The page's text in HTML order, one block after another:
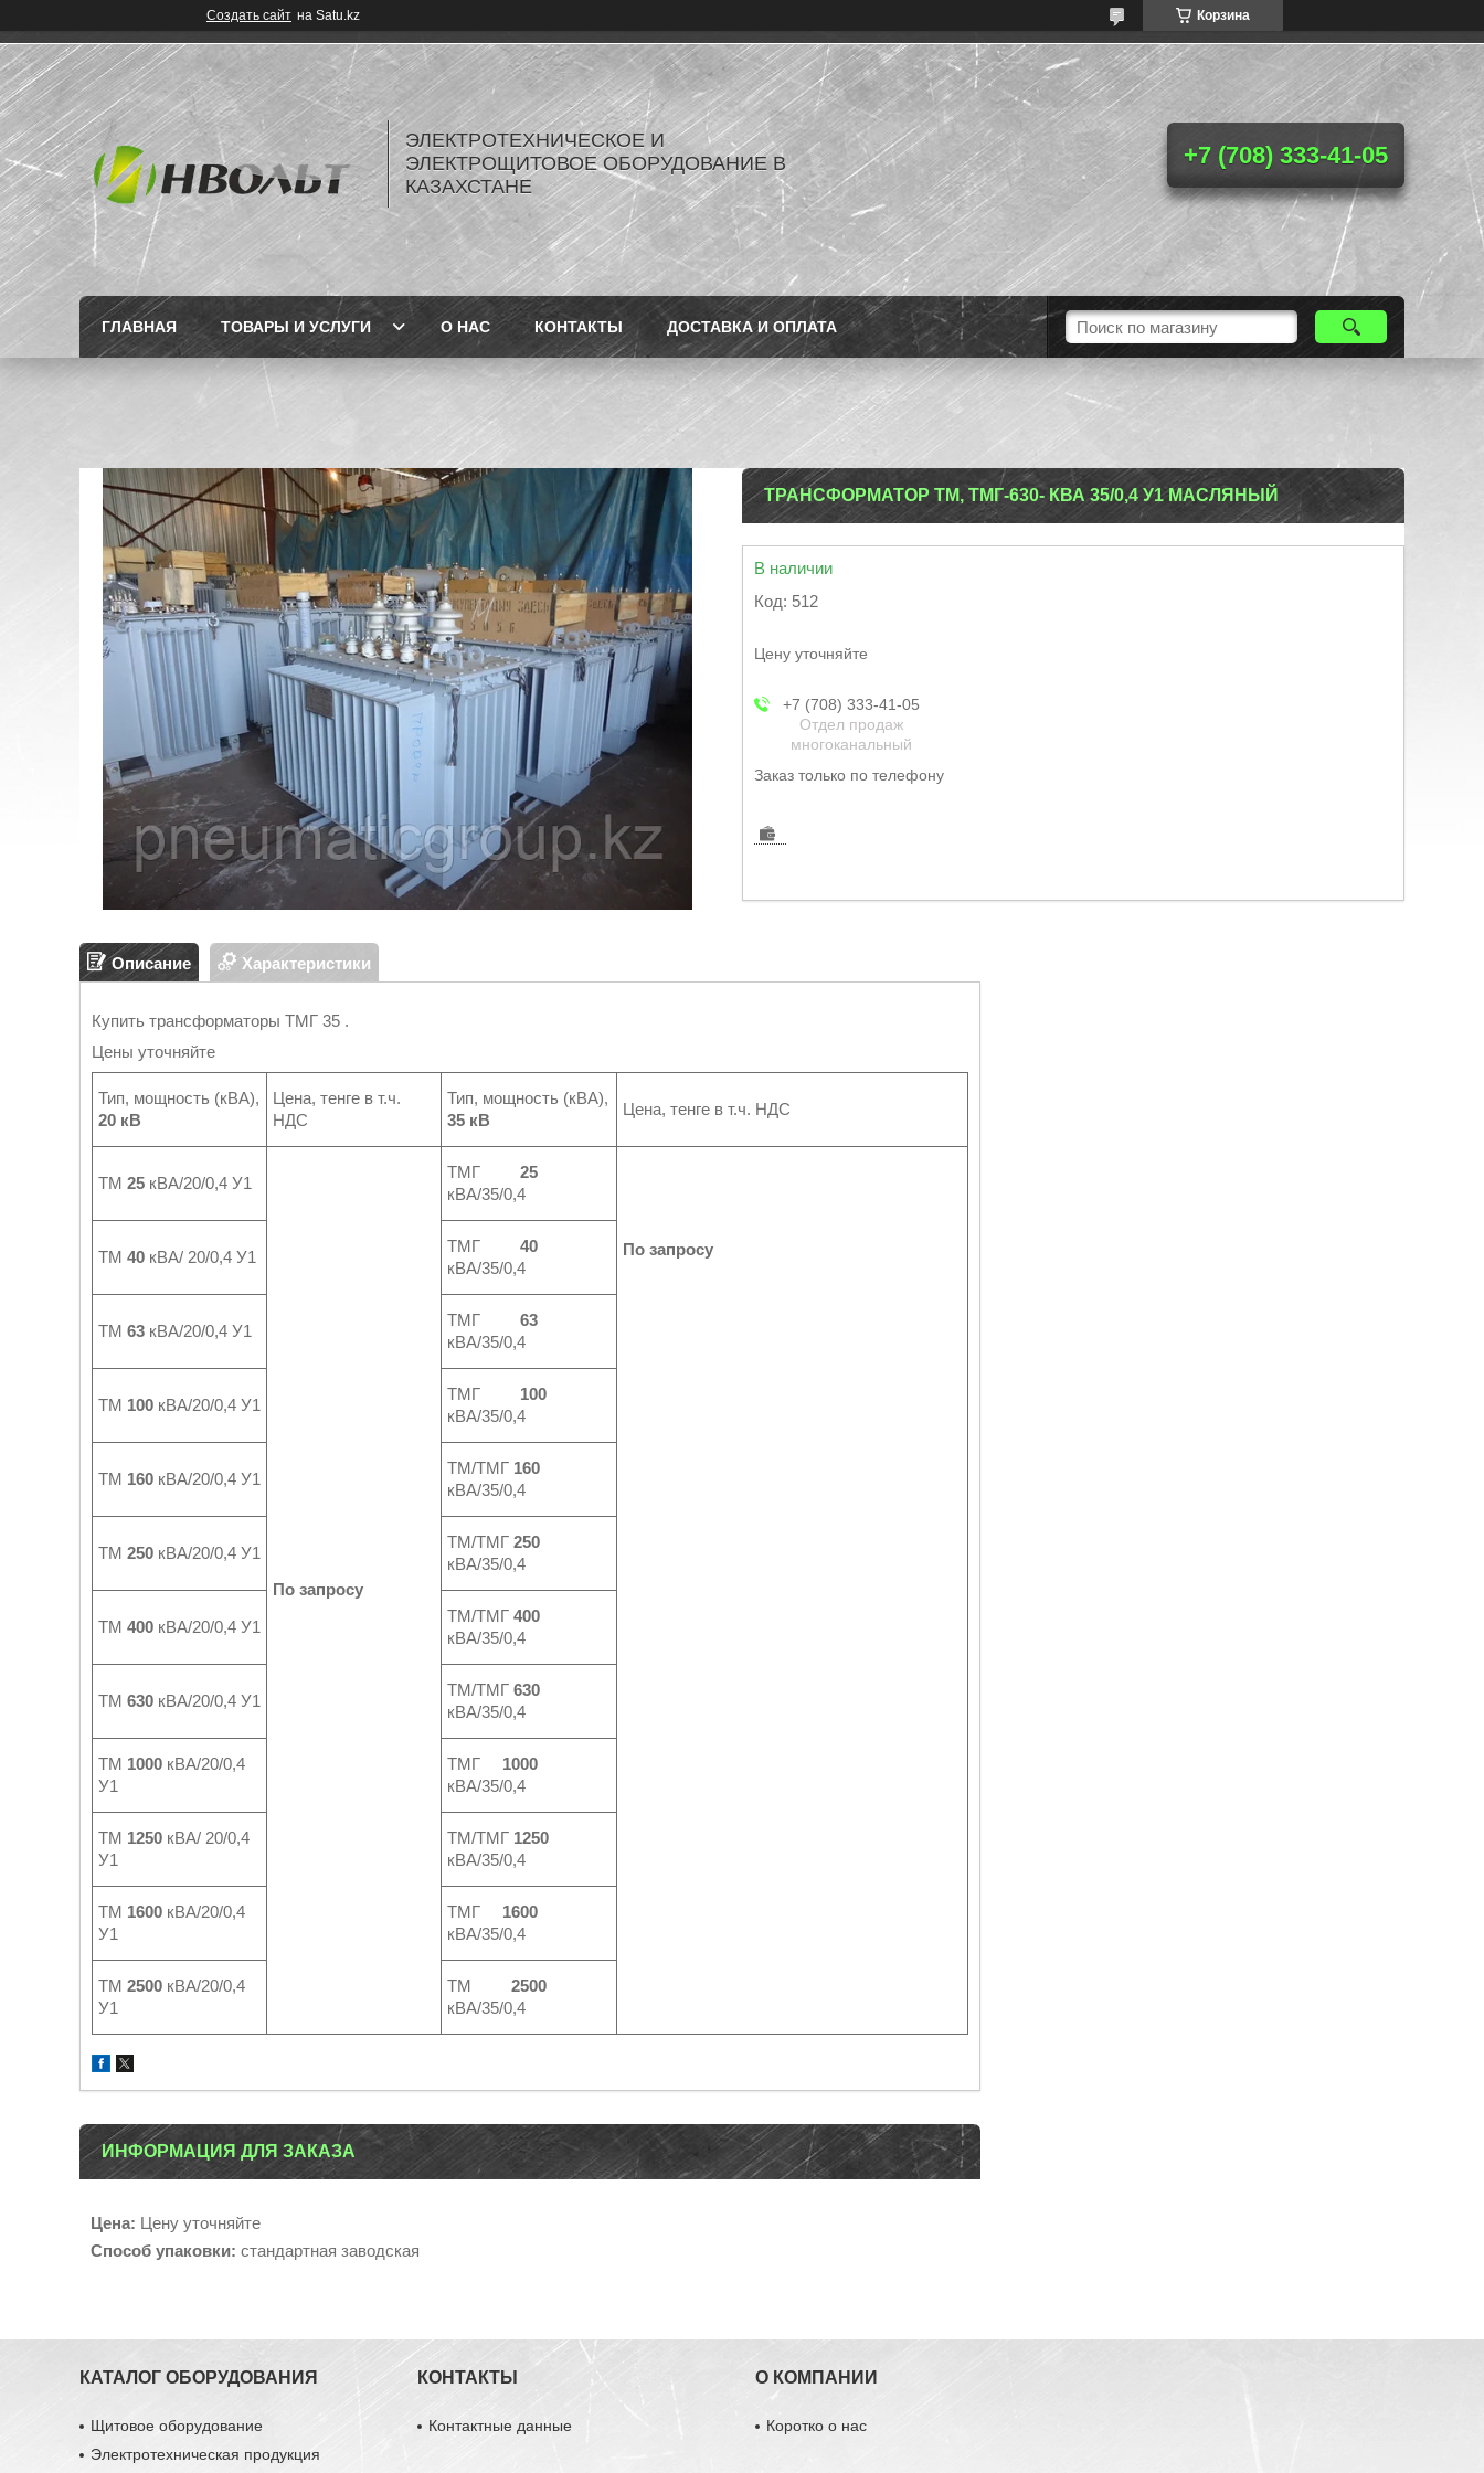
Создать сайт на Satu.kz Корзина
ЭЛЕКТРОТЕХНИЧЕСКОЕ И
ЭЛЕКТРОЩИТОВОЕ ОБОРУДОВАНИЕ В
КАЗАХСТАНЕ
+7 (708) 333-41-05
ГЛАВНАЯ ТОВАРЫ И УСЛУГИ О НАС КОНТАКТЫ ДОСТАВКА И ОПЛАТА
ТРАНСФОРМАТОР ТМ, ТМГ-630- КВА 35/0,4 У1 МАСЛЯНЫЙ
В наличии
Код: 512
Цену уточняйте
+7 (708) 333-41-05
Отдел продаж
многоканальный
Заказ только по телефону
Описание Характеристики
Купить трансформаторы ТМГ 35 .
Цены уточняйте
Тип, мощность (кВА),
20 кВ
Цена, тенге в т.ч.
НДС
Тип, мощность (кВА),
35 кВ
Цена, тенге в т.ч. НДС
ТМ 25 кВА/20/0,4 У1
По запросу
ТМГ 25
кВА/35/0,4
По запросу
ТМ 40 кВА/ 20/0,4 У1
ТМГ 40
кВА/35/0,4
ТМ 63 кВА/20/0,4 У1
ТМГ 63
кВА/35/0,4
ТМ 100 кВА/20/0,4 У1
ТМГ 100
кВА/35/0,4
ТМ 160 кВА/20/0,4 У1
ТМ/ТМГ 160
кВА/35/0,4
ТМ 250 кВА/20/0,4 У1
ТМ/ТМГ 250
кВА/35/0,4
ТМ 400 кВА/20/0,4 У1
ТМ/ТМГ 400
кВА/35/0,4
ТМ 630 кВА/20/0,4 У1
ТМ/ТМГ 630
кВА/35/0,4
ТМ 1000 кВА/20/0,4
У1
ТМГ 1000
кВА/35/0,4
ТМ 1250 кВА/ 20/0,4
У1
ТМ/ТМГ 1250
кВА/35/0,4
ТМ 1600 кВА/20/0,4
У1
ТМГ 1600
кВА/35/0,4
ТМ 2500 кВА/20/0,4
У1
ТМ 2500
кВА/35/0,4
ИНФОРМАЦИЯ ДЛЯ ЗАКАЗА
Цена: Цену уточняйте
Способ упаковки: стандартная заводская
КАТАЛОГ ОБОРУДОВАНИЯ
Щитовое оборудование
Электротехническая продукция
КОНТАКТЫ
Контактные данные
О КОМПАНИИ
Коротко о нас